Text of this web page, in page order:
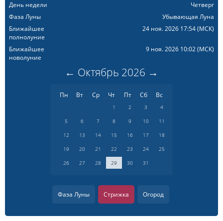
День недели
Четверг
Фаза Луны
Убывающая Луна
Ближайшее
полнолуние
24 ноя. 2026 17:54(МСК)
Ближайшее
новолуние
9 ноя. 2026 10:02(МСК)
← Октябрь 2026 →
Пн Вт Ср Чт Пт Сб Вс
1 2 3
4
5
6 7 8 9 10
11
12
13 14 15 16 17
18
19
20 21 22 23 24
25
26
27 28 29 30 31
Фаза Луны Стрижка Огород